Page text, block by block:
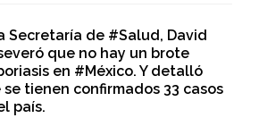
Secretaría de #Salud, David
que no hay un brote
en #México. Y detalló
tienen confirmados 33 casos
país.